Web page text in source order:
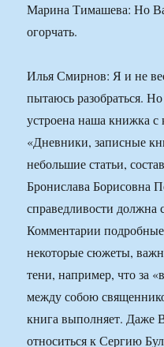
Марина Тимашева: Но
огорчать.
Илья Смирнов: Я и не
пытаюсь разобраться.
устроена наша книжка
«Дневники, записные
небольшие статьи,
Бронислава Борисовна
справедливости должна
Комментарии
некоторые сюжеты,
тени, например, что за
между собою
книга выполняет. Даже
относиться к Сергию